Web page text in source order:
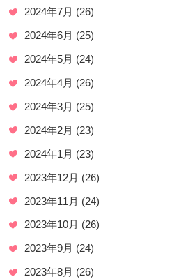
2024年7月 (26)
2024年6月 (25)
2024年5月 (24)
2024年4月 (26)
2024年3月 (25)
2024年2月 (23)
2024年1月 (23)
2023年12月 (26)
2023年11月 (24)
2023年10月 (26)
2023年9月 (24)
2023年8月 (26)